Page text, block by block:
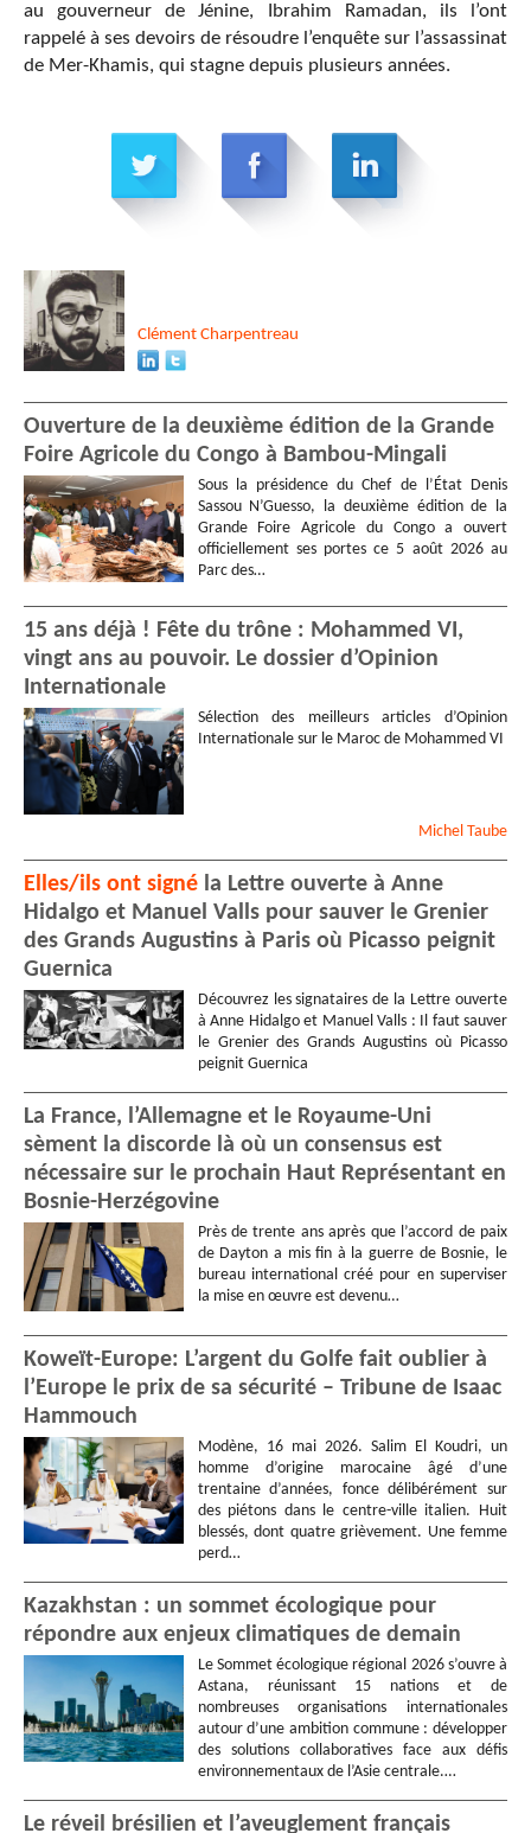
au gouverneur de Jénine, Ibrahim Ramadan, ils l’ont
rappelé à ses devoirs de résoudre l’enquête sur l’assassinat
de Mer-Khamis, qui stagne depuis plusieurs années.
Clément Charpentreau
Ouverture de la deuxième édition de la Grande
Foire Agricole du Congo à Bambou-Mingali
Sous la présidence du Chef de l’État Denis
Sassou N’Guesso, la deuxième édition de la
Grande Foire Agricole du Congo a ouvert
officiellement ses portes ce 5 août 2026 au
Parc des…
15 ans déjà ! Fête du trône : Mohammed VI,
vingt ans au pouvoir. Le dossier d’Opinion
Internationale
Sélection des meilleurs articles d’Opinion
Internationale sur le Maroc de Mohammed VI
Michel Taube
Elles/ils ont signé la Lettre ouverte à Anne
Hidalgo et Manuel Valls pour sauver le Grenier
des Grands Augustins à Paris où Picasso peignit
Guernica
Découvrez les signataires de la Lettre ouverte
à Anne Hidalgo et Manuel Valls : Il faut sauver
le Grenier des Grands Augustins où Picasso
peignit Guernica
La France, l’Allemagne et le Royaume-Uni
sèment la discorde là où un consensus est
nécessaire sur le prochain Haut Représentant en
Bosnie-Herzégovine
Près de trente ans après que l’accord de paix
de Dayton a mis fin à la guerre de Bosnie, le
bureau international créé pour en superviser
la mise en œuvre est devenu…
Koweït-Europe: L’argent du Golfe fait oublier à
l’Europe le prix de sa sécurité – Tribune de Isaac
Hammouch
Modène, 16 mai 2026. Salim El Koudri, un
homme d’origine marocaine âgé d’une
trentaine d’années, fonce délibérément sur
des piétons dans le centre-ville italien. Huit
blessés, dont quatre grièvement. Une femme
perd…
Kazakhstan : un sommet écologique pour
répondre aux enjeux climatiques de demain
Le Sommet écologique régional 2026 s’ouvre à
Astana, réunissant 15 nations et de
nombreuses organisations internationales
autour d’une ambition commune : développer
des solutions collaboratives face aux défis
environnementaux de l’Asie centrale.…
Le réveil brésilien et l’aveuglement français